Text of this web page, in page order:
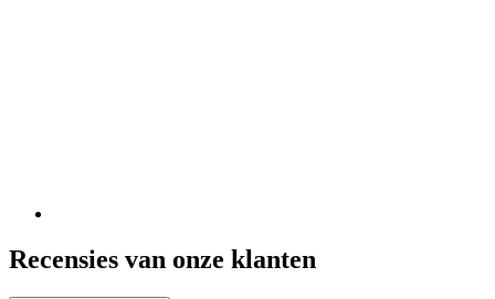
Recensies van onze klanten